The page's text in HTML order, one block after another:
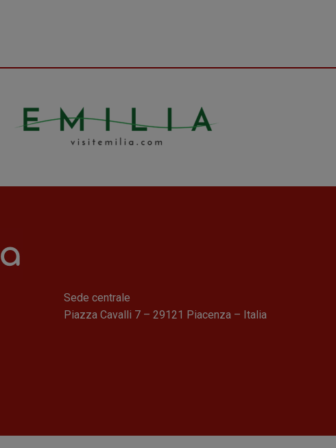
Sede centrale
Piazza Cavalli 7 – 29121 Piacenza – Italia